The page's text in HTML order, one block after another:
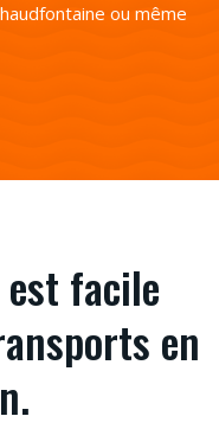
ou même
facile
en